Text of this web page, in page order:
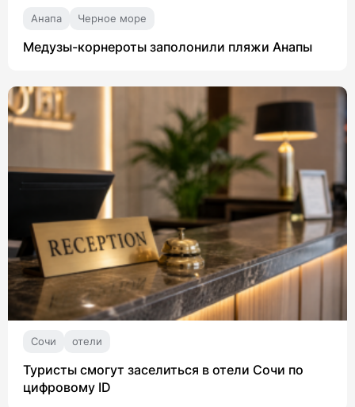
Анапа Черное море
Медузы-корнероты заполонили пляжи Анапы
Сочи отели
Туристы смогут заселиться в отели Сочи по
цифровому ID